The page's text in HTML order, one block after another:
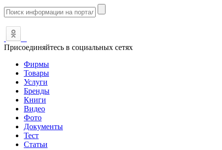
Присоединяйтесь в социальных сетях
Фирмы
Товары
Услуги
Бренды
Книги
Видео
Фото
Документы
Тест
Статьи